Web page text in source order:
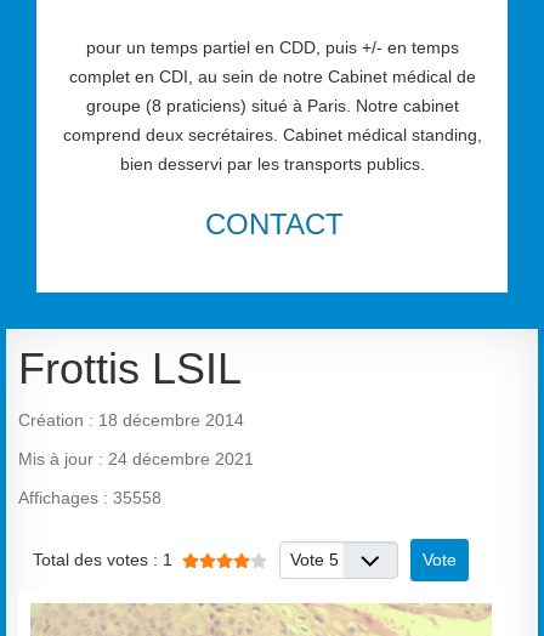
pour un temps partiel en CDD, puis +/- en temps
complet en CDI, au sein de notre Cabinet médical de
groupe (8 praticiens) situé à Paris. Notre cabinet
comprend deux secrétaires. Cabinet médical standing,
bien desservi par les transports publics.
CONTACT
Frottis LSIL
Création : 18 décembre 2014
Mis à jour : 24 décembre 2021
Affichages : 35558
Total des votes : 1 Veuillez voter